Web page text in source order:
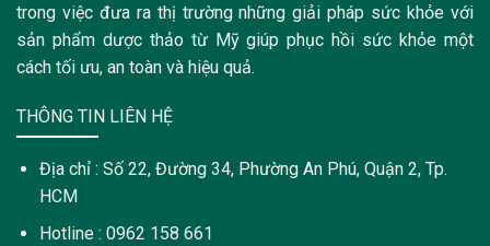
trong việc đưa ra thị trường những giải pháp sức khỏe với
sản phẩm dược thảo từ Mỹ giúp phục hồi sức khỏe một
cách tối ưu, an toàn và hiệu quả.
THÔNG TIN LIÊN HỆ
Địa chỉ : Số 22, Đường 34, Phường An Phú, Quận 2, Tp.
HCM
Hotline : 0962 158 661